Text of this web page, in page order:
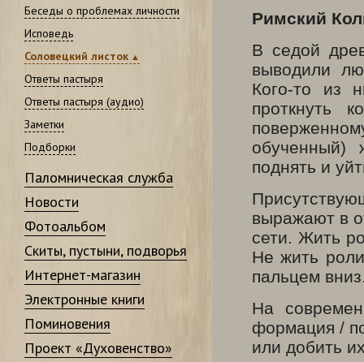
Беседы о проблемах личности
Исповедь
Соловецкий листок
Ответы пастыря
Ответы пастыря (аудио)
Заметки
Подборки
Паломническая служба
Новости
Фотоальбом
Скиты, пустыни, подворья
Интернет-магазин
Электронные книги
Поминовения
Проект «Духовенство»
Римский
В седой
выводили
Кого-то из
проткнуть
обученный)
поднять и
выражают в
сети. Жить
Не жить
пальцем
На
формация /
или добить